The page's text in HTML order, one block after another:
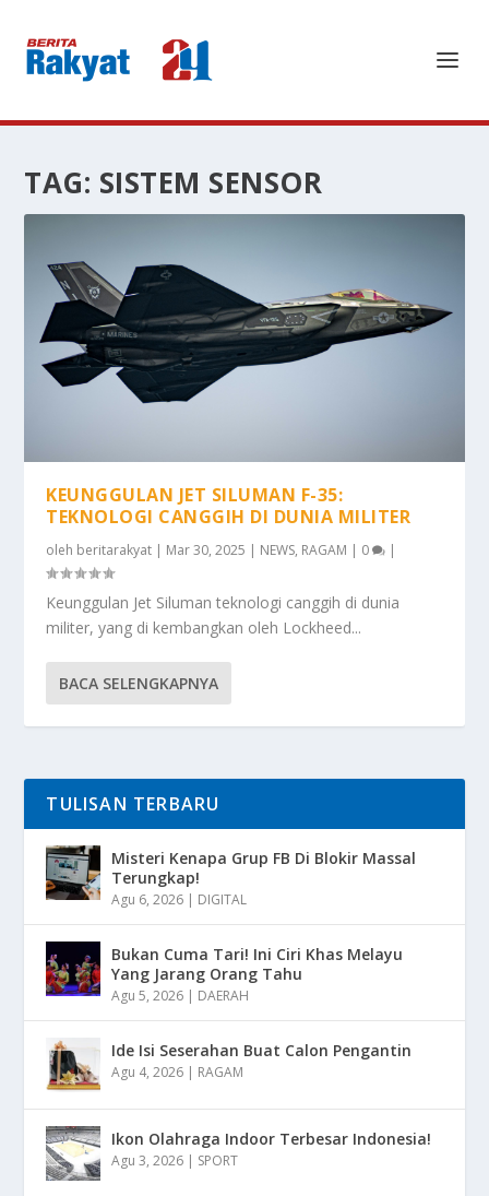
TAG: SISTEM SENSOR
KEUNGGULAN JET SILUMAN F-35:
TEKNOLOGI CANGGIH DI DUNIA MILITER
oleh beritarakyat | Mar 30, 2025 | NEWS, RAGAM | 0 |
Keunggulan Jet Siluman teknologi canggih di dunia
militer, yang di kembangkan oleh Lockheed...
BACA SELENGKAPNYA
TULISAN TERBARU
Misteri Kenapa Grup FB Di Blokir Massal
Terungkap!
Agu 6, 2026 | DIGITAL
Bukan Cuma Tari! Ini Ciri Khas Melayu
Yang Jarang Orang Tahu
Agu 5, 2026 | DAERAH
Ide Isi Seserahan Buat Calon Pengantin
Agu 4, 2026 | RAGAM
Ikon Olahraga Indoor Terbesar Indonesia!
Agu 3, 2026 | SPORT